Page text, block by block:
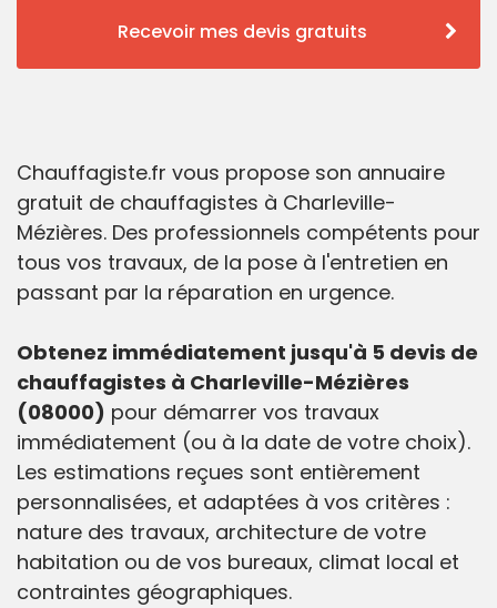
Recevoir mes devis gratuits
Chauffagiste.fr vous propose son annuaire
gratuit de chauffagistes à Charleville-
Mézières. Des professionnels compétents pour
tous vos travaux, de la pose à l'entretien en
passant par la réparation en urgence.
Obtenez immédiatement jusqu'à 5 devis de
chauffagistes à Charleville-Mézières
(08000) pour démarrer vos travaux
immédiatement (ou à la date de votre choix).
Les estimations reçues sont entièrement
personnalisées, et adaptées à vos critères :
nature des travaux, architecture de votre
habitation ou de vos bureaux, climat local et
contraintes géographiques.